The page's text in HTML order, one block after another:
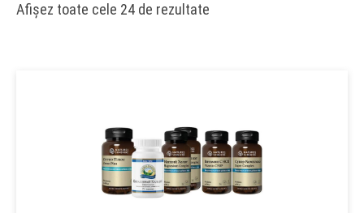
Afișez toate cele 24 de rezultate